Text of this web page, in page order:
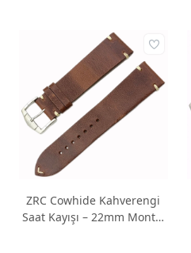
ZRC Cowhide Kahverengi
Saat Kayışı – 22mm Montaj